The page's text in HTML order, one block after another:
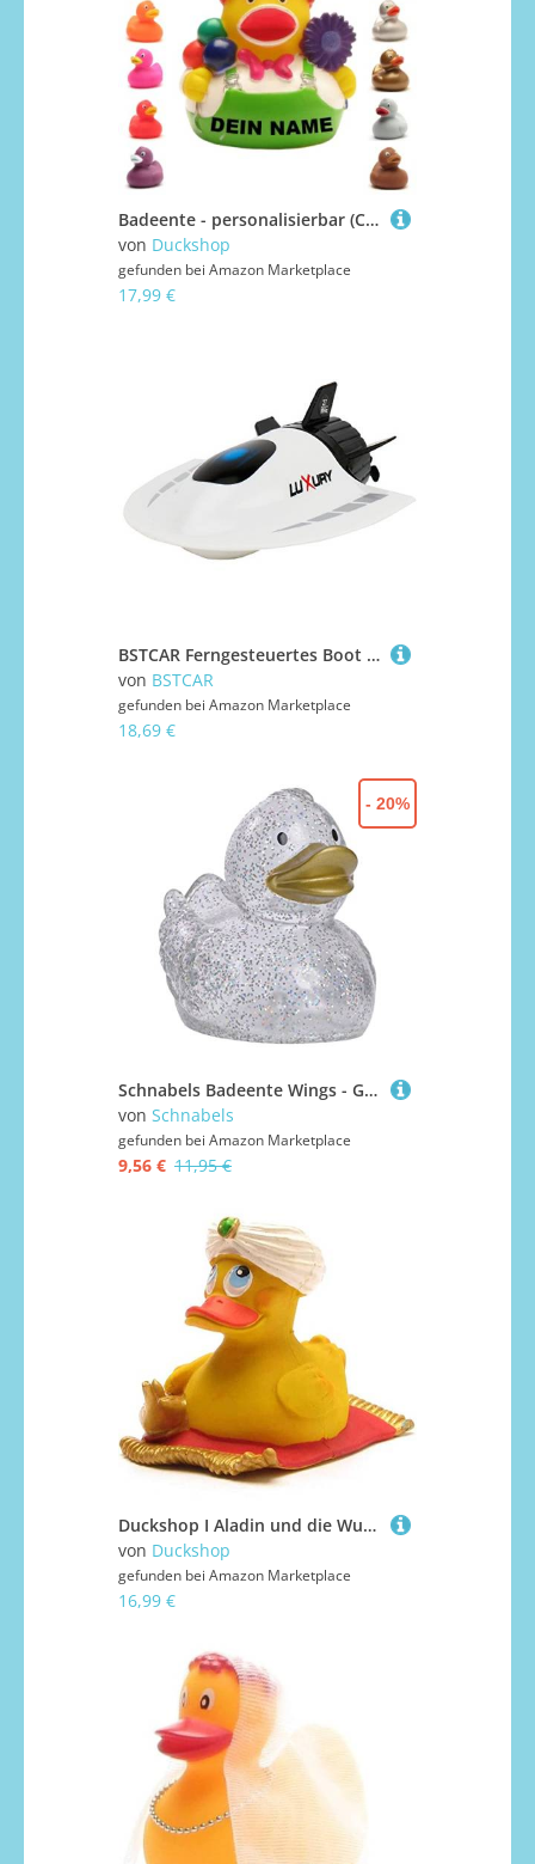
Badeente - personalisierbar (Clown Ente)
von Duckshop
gefunden bei Amazon Marketplace
17,99 €
BSTCAR Ferngesteuertes Boot Spielzeug RC U-Boot Spielfahrzeuge Elektronisches Wasserboot Wiederaufladbares RC U-Boot Geschenke Jungen und Mädchen (Weiß)
von BSTCAR
gefunden bei Amazon Marketplace
18,69 €
Schnabels Badeente Wings - Geschenk für Geburt Geburtstag Namenstag Kinder Baby Freund-in Mädchen Junge - lustig originell Glücksbringer - Spielzeug Quietsche-Ente Deko Badewanne (Glitzer-Gold)
von Schnabels
gefunden bei Amazon Marketplace
9,56 € 11,95 €
- 20%
Duckshop I Aladin und die Wunderlampe I Badeente I Quietscheente I L: 10,5 cm
von Duckshop
gefunden bei Amazon Marketplace
16,99 €